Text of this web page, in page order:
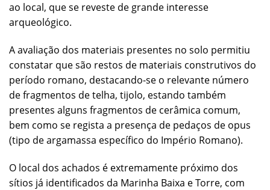
ao local, que se reveste de grande interesse
arqueológico.
A avaliação dos materiais presentes no solo permitiu
constatar que são restos de materiais construtivos do
período romano, destacando-se o relevante número
de fragmentos de telha, tijolo, estando também
presentes alguns fragmentos de cerâmica comum,
bem como se regista a presença de pedaços de opus
(tipo de argamassa específico do Império Romano).
O local dos achados é extremamente próximo dos
sítios já identificados da Marinha Baixa e Torre, com